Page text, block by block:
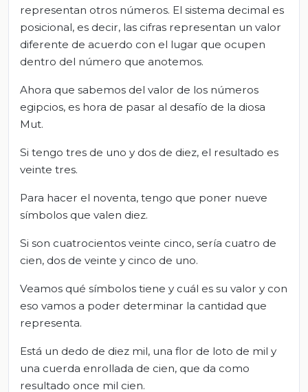
representan otros números. El sistema decimal es
posicional, es decir, las cifras representan un valor
diferente de acuerdo con el lugar que ocupen
dentro del número que anotemos.
Ahora que sabemos del valor de los números
egipcios, es hora de pasar al desafío de la diosa
Mut.
Si tengo tres de uno y dos de diez, el resultado es
veinte tres.
Para hacer el noventa, tengo que poner nueve
símbolos que valen diez.
Si son cuatrocientos veinte cinco, sería cuatro de
cien, dos de veinte y cinco de uno.
Veamos qué símbolos tiene y cuál es su valor y con
eso vamos a poder determinar la cantidad que
representa.
Está un dedo de diez mil, una flor de loto de mil y
una cuerda enrollada de cien, que da como
resultado once mil cien.